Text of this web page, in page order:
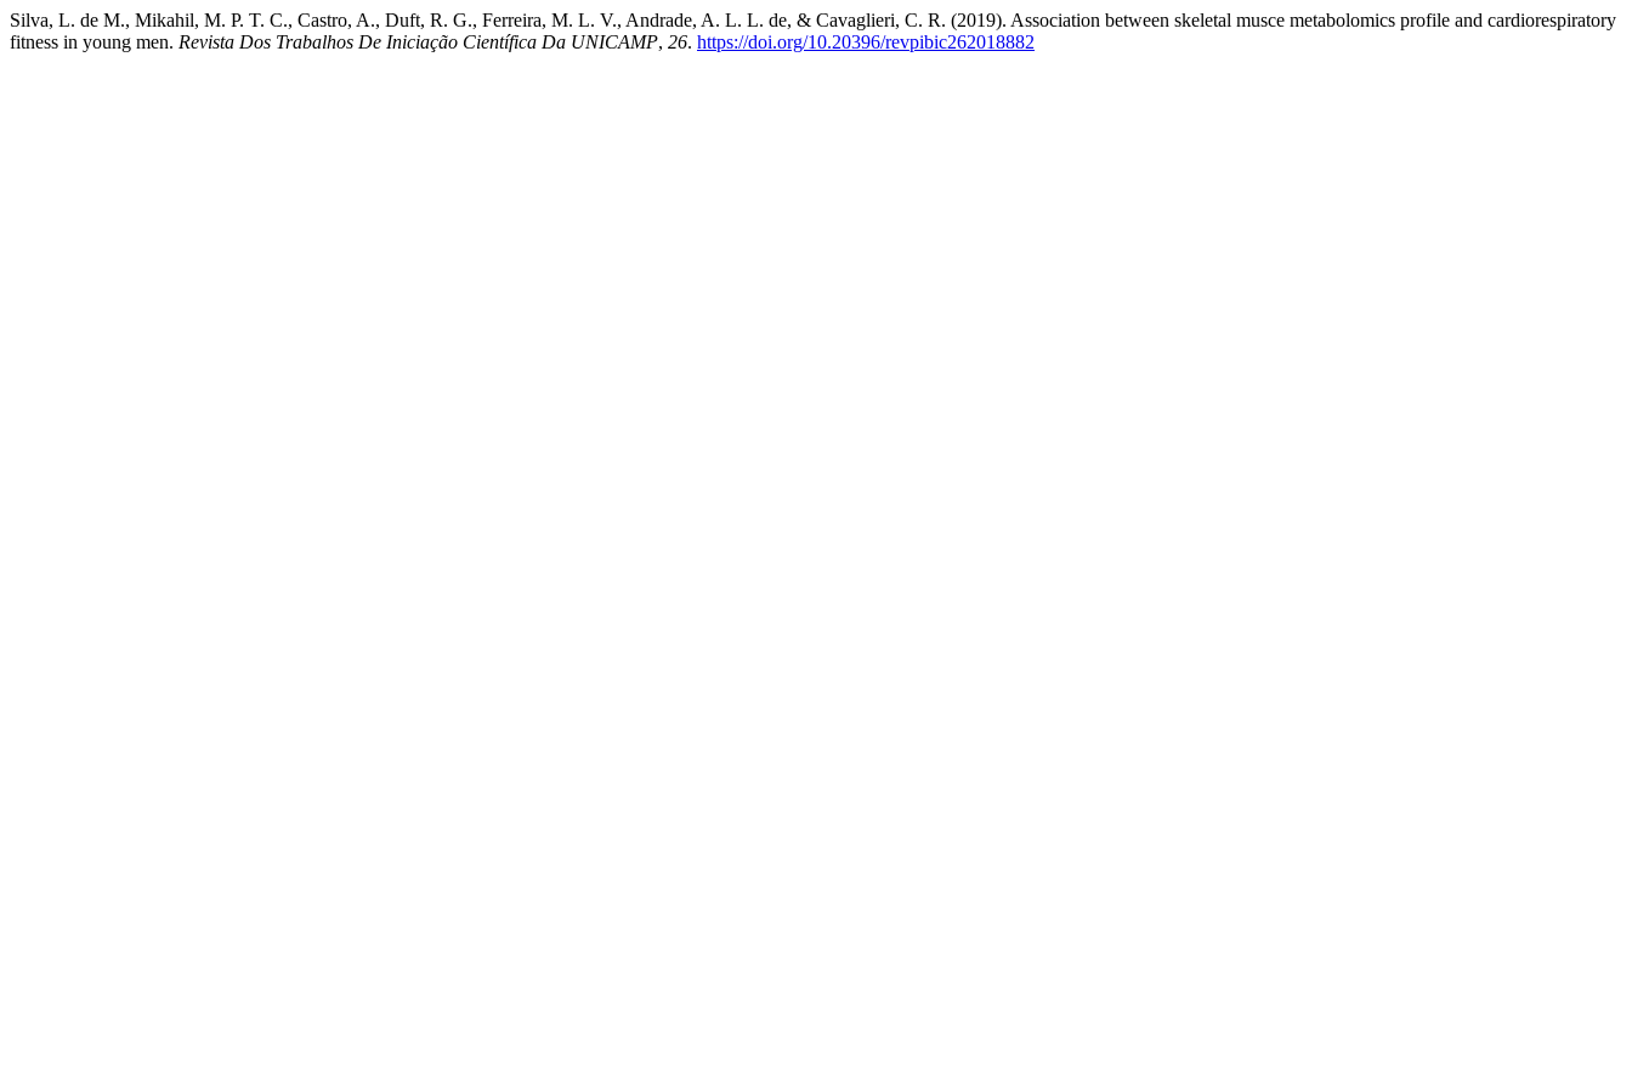
Silva, L. de M., Mikahil, M. P. T. C., Castro, A., Duft, R. G., Ferreira, M. L. V., Andrade, A. L. L. de, & Cavaglieri, C. R. (2019). Association between skeletal musce metabolomics profile and cardiorespiratory
fitness in young men. Revista Dos Trabalhos De Iniciação Científica Da UNICAMP, 26. https://doi.org/10.20396/revpibic262018882